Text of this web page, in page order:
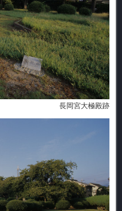
長岡宮大極殿跡